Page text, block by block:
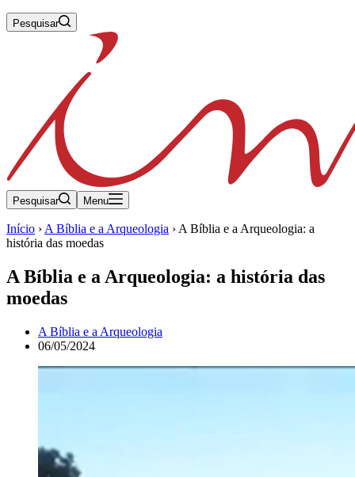
Pesquisar
Pesquisar Menu
Início › A Bíblia e a Arqueologia › A Bíblia e a Arqueologia: a
história das moedas
A Bíblia e a Arqueologia: a história das
moedas
A Bíblia e a Arqueologia
06/05/2024